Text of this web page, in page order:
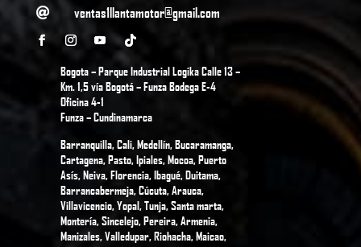
 ventas1llantamotor@gmail.com
Bogota – Parque Industrial Logika Calle 13 –
Km. 1,5 vía Bogotá – Funza Bodega E-4
Oficina 4-1
Funza – Cundinamarca
Barranquilla, Cali, Medellín, Bucaramanga,
Cartagena, Pasto, Ipiales, Mocoa, Puerto
Asís, Neiva, Florencia, Ibagué, Duitama,
Barrancabermeja, Cúcuta, Arauca,
Villavicencio, Yopal, Tunja, Santa marta,
Montería, Sincelejo, Pereira, Armenia,
Manizales, Valledupar, Riohacha, Maicao,